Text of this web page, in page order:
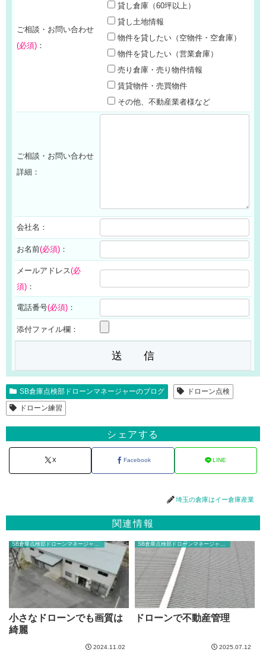
ご相談・お問い合わせ
(必須) ：
貸し倉庫（60坪以上）
貸し土地情報
物件を貸したい（空物件・空倉庫）
物件を貸したい（営業倉庫）
売り倉庫・売り物件情報
賃貸物件・売買物件
その他、不動産業者様など
ご相談・お問い合わせ
詳細：
会社名：
お名前(必須) ：
メールアドレス(必
須) ：
電話番号(必須) ：
添付ファイル欄：
SB倉庫点検部ドローンマネージャーのブログ
ドローン点検
ドローン練習
シェアする
X Facebook LINE
埼玉の倉庫はイー倉庫産業
関連情報
小さなドローンでも画質は
綺麗
2024.11.02
ドローンで不動産管理
2025.07.12